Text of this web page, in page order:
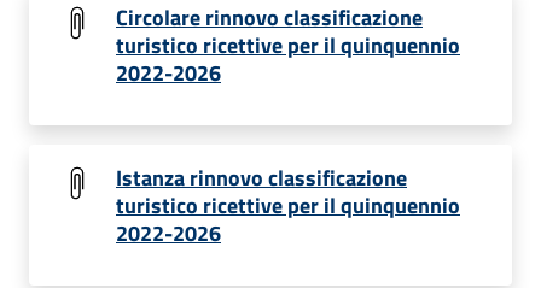
Circolare rinnovo classificazione
turistico ricettive per il quinquennio
2022-2026
Istanza rinnovo classificazione
turistico ricettive per il quinquennio
2022-2026